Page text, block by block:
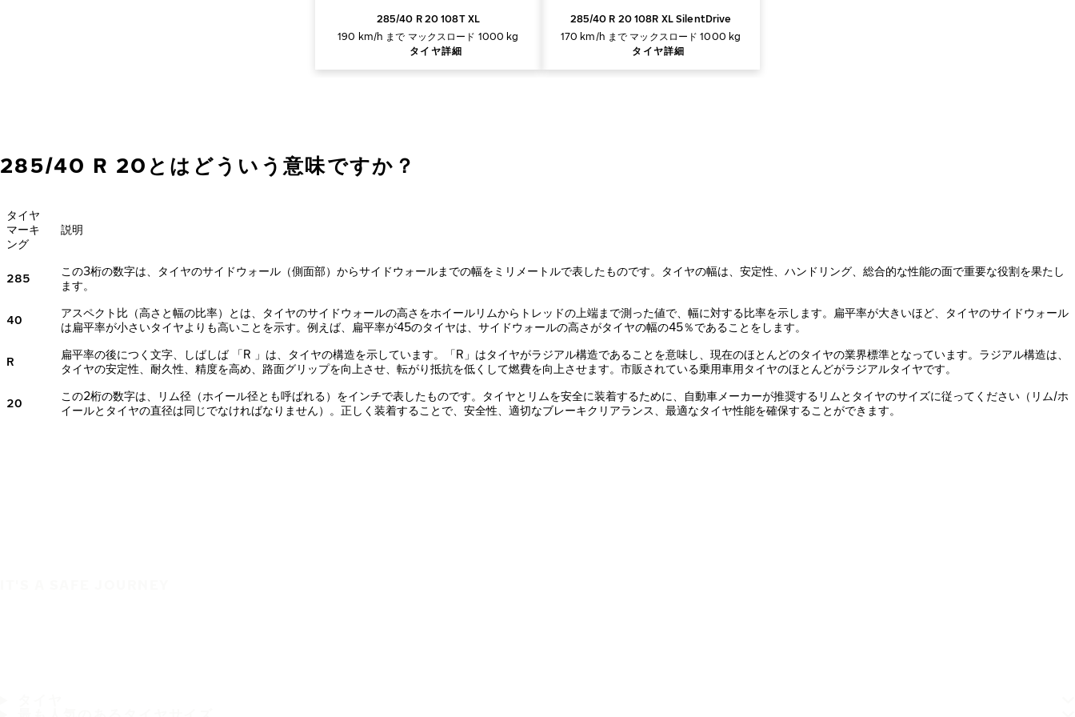
285/40 R 20 108T XL
190 km/h まで マックスロード 1000 kg
タイヤ詳細
285/40 R 20 108R XL SilentDrive
170 km/h まで マックスロード 1000 kg
タイヤ詳細
285/40 R 20とはどういう意味ですか？
タイヤ
マーキ
ング
説明
285
この3桁の数字は、タイヤのサイドウォール（側面部）からサイドウォールまでの幅をミリメートルで表したものです。タイヤの幅は、安定性、ハンドリング、総合的な性能の面で重要な役割を果たし
ます。
40
アスペクト比（高さと幅の比率）とは、タイヤのサイドウォールの高さをホイールリムからトレッドの上端まで測った値で、幅に対する比率を示します。扁平率が大きいほど、タイヤのサイドウォール
は扁平率が小さいタイヤよりも高いことを示す。例えば、扁平率が45のタイヤは、サイドウォールの高さがタイヤの幅の45％であることをします。
R
扁平率の後につく文字、しばしば 「R 」は、タイヤの構造を示しています。「R」はタイヤがラジアル構造であることを意味し、現在のほとんどのタイヤの業界標準となっています。ラジアル構造は、
タイヤの安定性、耐久性、精度を高め、路面グリップを向上させ、転がり抵抗を低くして燃費を向上させます。市販されている乗用車用タイヤのほとんどがラジアルタイヤです。
20
この2桁の数字は、リム径（ホイール径とも呼ばれる）をインチで表したものです。タイヤとリムを安全に装着するために、自動車メーカーが推奨するリムとタイヤのサイズに従ってください（リム/ホ
イールとタイヤの直径は同じでなければなりません）。正しく装着することで、安全性、適切なブレーキクリアランス、最適なタイヤ性能を確保することができます。